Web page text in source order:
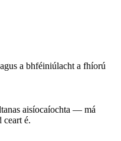
a bhféiniúlacht a fhíorú
aisíocaíochta — má
ceart é.